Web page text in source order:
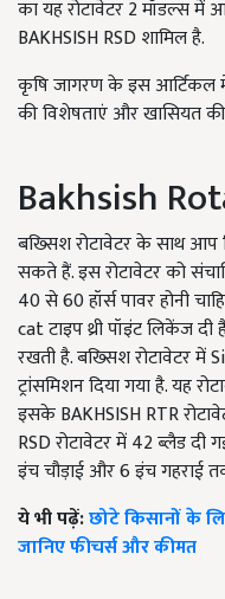
का यह रोटावेटर 2 मॉडल्स में
BAKHSISH RSD शामिल है.
कृषि जागरण के इस
की विशेषताएं और खासियत
Bakhsish
बख्सिश रोटावेटर के साथ आप
सकते हैं. इस रोटावेटर को
40 से 60 हॉर्स पावर होनी
cat टाइप थ्री पॉइंट लिकेंज
रखती है. बख्सिश रोटावेटर में
ट्रांसमिशन दिया गया है. यह
इसके BAKHSISH RTR
RSD रोटावेटर में 42 ब्लैड
इंच चौड़ाई और 6 इंच गहराई
ये भी पढ़ें:छोटे किसानों के
जानिए फीचर्स और कीमत